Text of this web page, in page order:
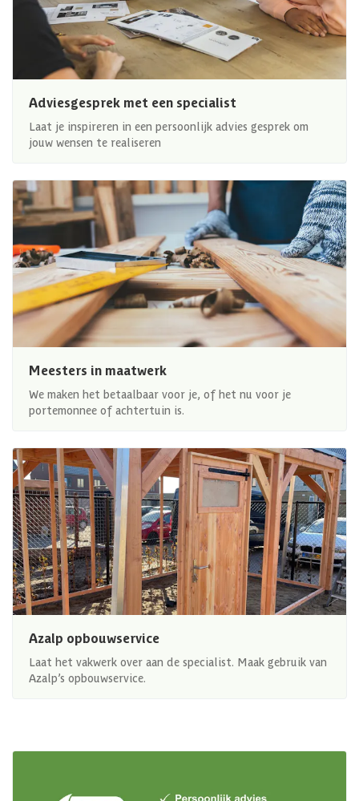
Adviesgesprek met een specialist
Laat je inspireren in een persoonlijk advies gesprek om
jouw wensen te realiseren
Meesters in maatwerk
We maken het betaalbaar voor je, of het nu voor je
portemonnee of achtertuin is.
Azalp opbouwservice
Laat het vakwerk over aan de specialist. Maak gebruik van
Azalp’s opbouwservice.